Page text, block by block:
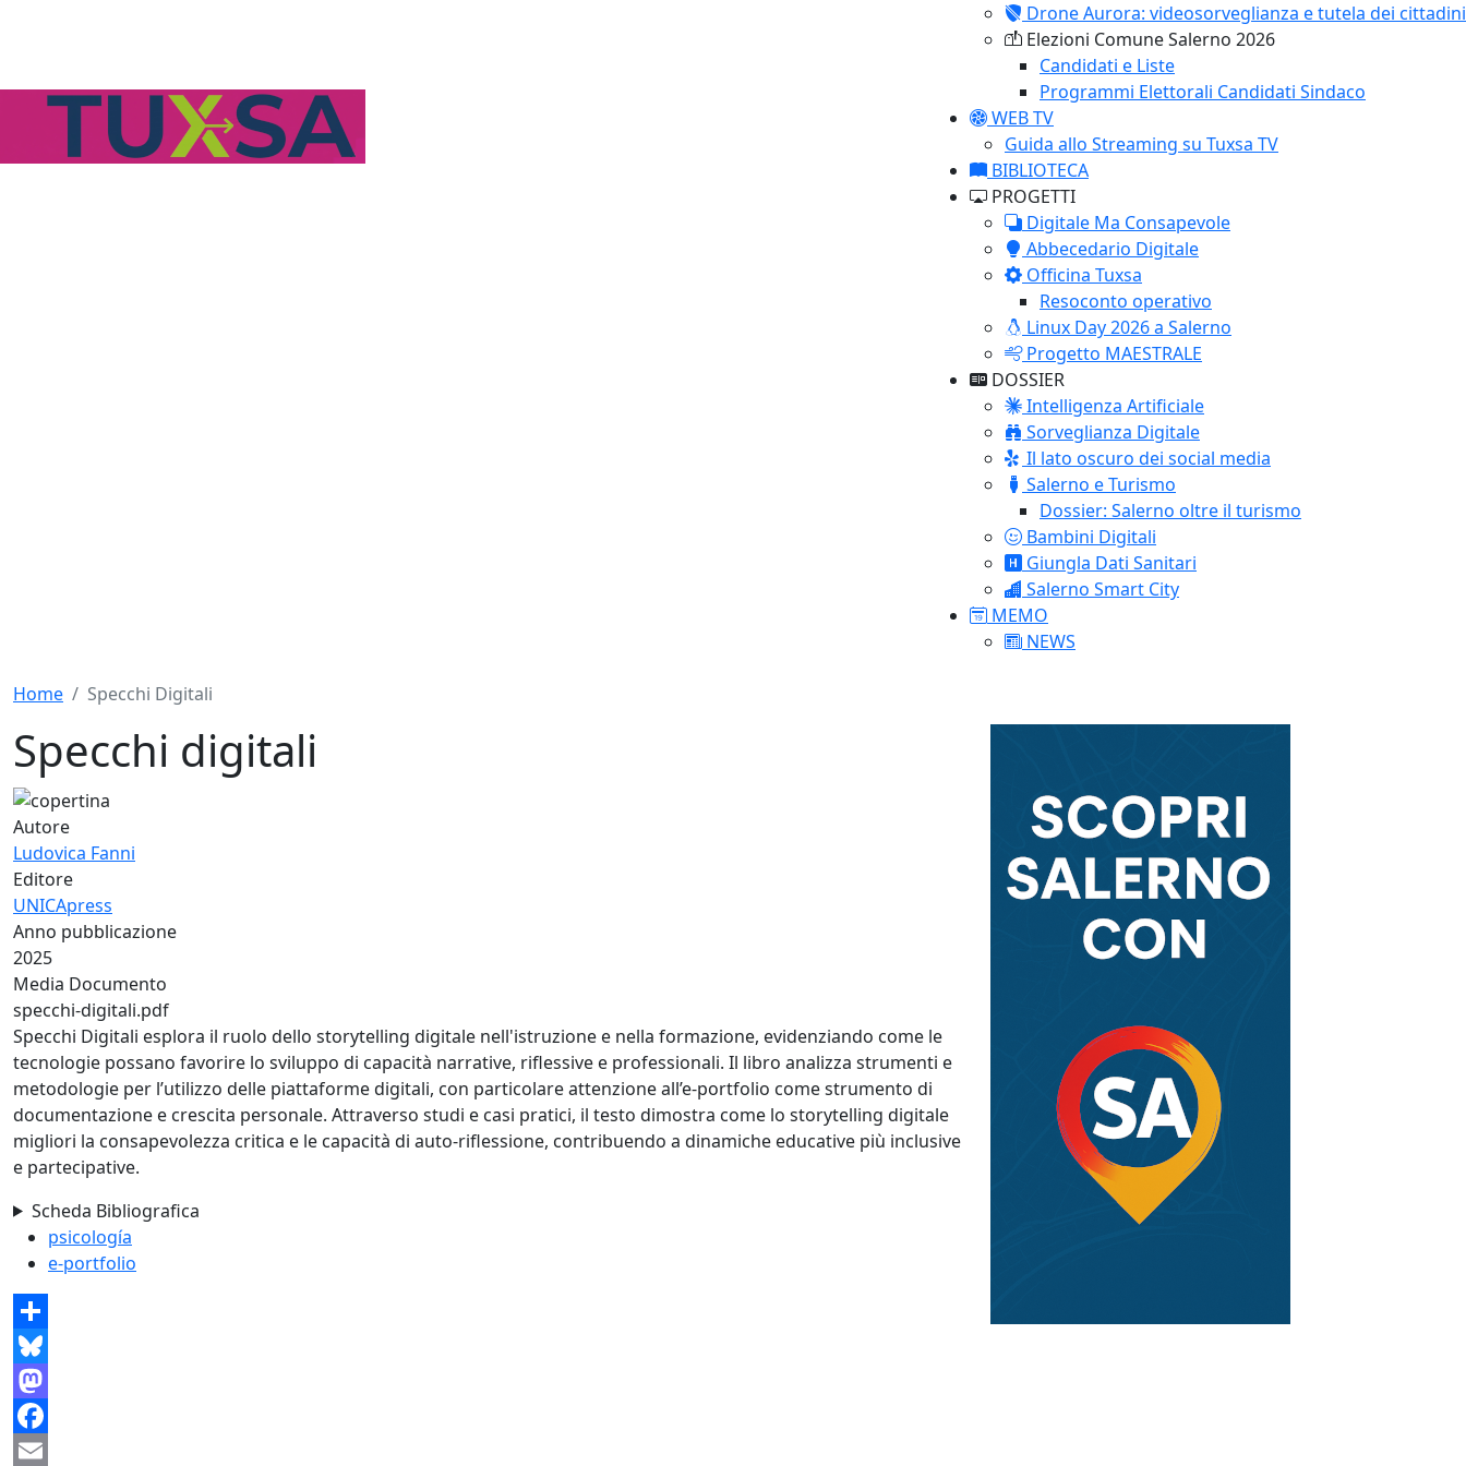
Drone Aurora: videosorveglianza e tutela dei cittadini
Elezioni Comune Salerno 2026
Candidati e Liste
Programmi Elettorali Candidati Sindaco
WEB TV
Guida allo Streaming su Tuxsa TV
BIBLIOTECA
PROGETTI
Digitale Ma Consapevole
Abbecedario Digitale
Officina Tuxsa
Resoconto operativo
Linux Day 2026 a Salerno
Progetto MAESTRALE
DOSSIER
Intelligenza Artificiale
Sorveglianza Digitale
Il lato oscuro dei social media
Salerno e Turismo
Dossier: Salerno oltre il turismo
Bambini Digitali
Giungla Dati Sanitari
Salerno Smart City
MEMO
NEWS
Home Specchi Digitali
Specchi digitali
Autore
Ludovica Fanni
Editore
UNICApress
Anno pubblicazione
2025
Media Documento
specchi-digitali.pdf
Specchi Digitali esplora il ruolo dello storytelling digitale nell'istruzione e nella formazione, evidenziando come le
tecnologie possano favorire lo sviluppo di capacità narrative, riflessive e professionali. Il libro analizza strumenti e
metodologie per l’utilizzo delle piattaforme digitali, con particolare attenzione all’e-portfolio come strumento di
documentazione e crescita personale. Attraverso studi e casi pratici, il testo dimostra come lo storytelling digitale
migliori la consapevolezza critica e le capacità di auto-riflessione, contribuendo a dinamiche educative più inclusive
e partecipative.
Scheda Bibliografica
psicología
e-portfolio
Share
Bluesky
Mastodon
Facebook